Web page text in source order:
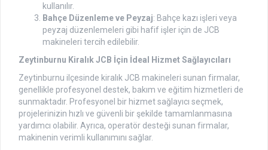
kullanılır.
Bahçe Düzenleme ve Peyzaj: Bahçe kazı işleri veya
peyzaj düzenlemeleri gibi hafif işler için de JCB
makineleri tercih edilebilir.
Zeytinburnu Kiralık JCB İçin İdeal Hizmet Sağlayıcıları
Zeytinburnu ilçesinde kiralık JCB makineleri sunan firmalar,
genellikle profesyonel destek, bakım ve eğitim hizmetleri de
sunmaktadır. Profesyonel bir hizmet sağlayıcı seçmek,
projelerinizin hızlı ve güvenli bir şekilde tamamlanmasına
yardımcı olabilir. Ayrıca, operatör desteği sunan firmalar,
makinenin verimli kullanımını sağlar.